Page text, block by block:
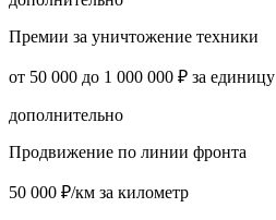
Премии за уничтожение техники
от 50 000 до 1 000 000 ₽ за единицу
дополнительно
Продвижение по линии фронта
50 000 ₽/км за километр